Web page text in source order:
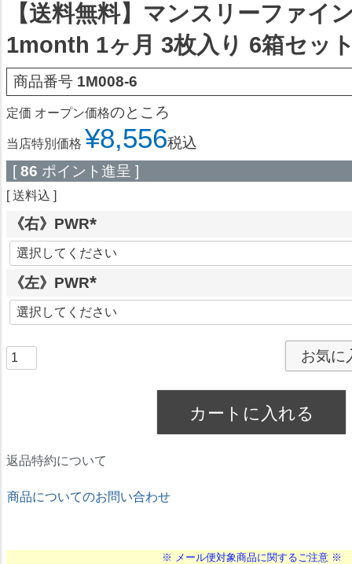
【送料無料】マンスリーファイ
1month 1ヶ月 3枚入り 6箱セッ
商品番号 1M008-6
定価 オープン価格のところ
当店特別価格 ¥8,556税込
[ 86 ポイント進呈 ]
送料込
《右》PWR
(
必
須
)
《左》PWR
(
必
お気に
カートに入れる
返品特約について
商品についてのお問い合わせ
※ メール便対象商品に関するご注意 ※